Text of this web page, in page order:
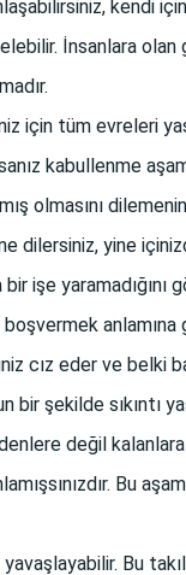
kendi
İnsanlara
için tüm evreleri
kabullenme
olmasını
dilersiniz, yine
işe yaramadığını
boşvermek
cız eder ve belki
şekilde sıkıntı
değil
Bu
Bu